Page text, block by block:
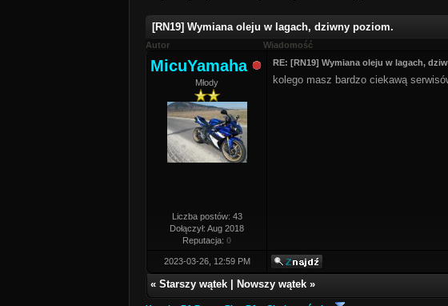
[RN19] Wymiana oleju w lagach, dziwny poziom.
Autor Wiadomość
MicuYamaha
Młody
Liczba postów: 43
Dołączył: Aug 2018
Reputacja: 0
RE: [RN19] Wymiana oleju w lagach,
kolego masz bardzo ciekawą
2023-03-26, 12:59 PM
« Starszy wątek Nowszy wątek »